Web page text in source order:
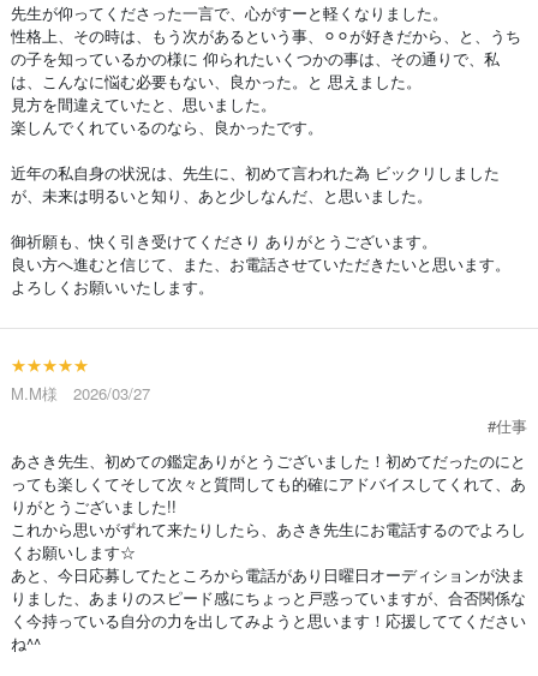
先生が仰ってくださった一言で、心がすーと軽くなりました。
性格上、その時は、もう次があるという事、⚪︎⚪︎が好きだから、と、うち
の子を知っているかの様に 仰られたいくつかの事は、その通りで、私
は、こんなに悩む必要もない、良かった。と 思えました。
見方を間違えていたと、思いました。
楽しんでくれているのなら、良かったです。
近年の私自身の状況は、先生に、初めて言われた為 ビックリしました
が、未来は明るいと知り、あと少しなんだ、と思いました。
御祈願も、快く引き受けてくださり ありがとうございます。
良い方へ進むと信じて、また、お電話させていただきたいと思います。
よろしくお願いいたします。
★★★★★
M.M様 2026/03/27
#仕事
あさき先生、初めての鑑定ありがとうございました！初めてだったのにと
っても楽しくてそして次々と質問しても的確にアドバイスしてくれて、あ
りがとうございました!!
これから思いがずれて来たりしたら、あさき先生にお電話するのでよろし
くお願いします☆
あと、今日応募してたところから電話があり日曜日オーディションが決ま
りました、あまりのスピード感にちょっと戸惑っていますが、合否関係な
く今持っている自分の力を出してみようと思います！応援しててください
ね^^